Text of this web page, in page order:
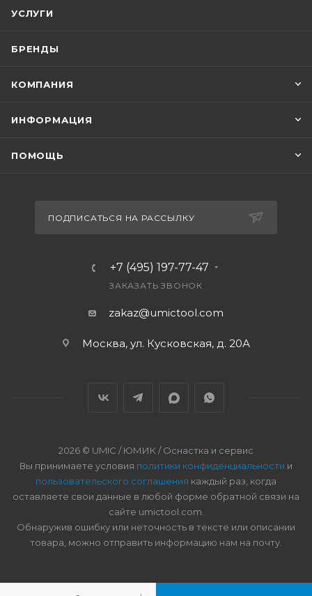
УСЛУГИ
БРЕНДЫ
КОМПАНИЯ
ИНФОРМАЦИЯ
ПОМОЩЬ
ПОДПИСАТЬСЯ НА РАССЫЛКУ
+7 (495) 197-77-47
ЗАКАЗАТЬ ЗВОНОК
zakaz@umictool.com
Москва, ул. Кусковская, д. 20А
2026 © UMIC / ЮМИК / Оснастка и сервис
Вы принимаете условия политики конфиденциальности и
пользовательского соглашения каждый раз, когда
оставляете свои данные в любой форме обратной связи на
сайте umictool.com.
Обнаружив ошибку или неточность в тексте или описании
товара, можно отправить информацию нам на почту.